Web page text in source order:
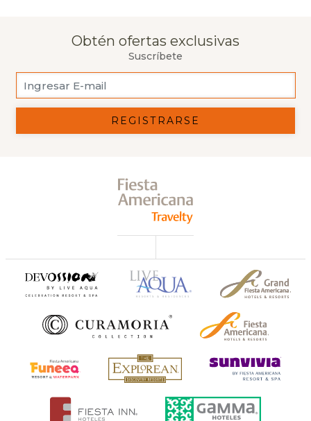
Obtén ofertas exclusivas
Suscríbete
REGISTRARSE